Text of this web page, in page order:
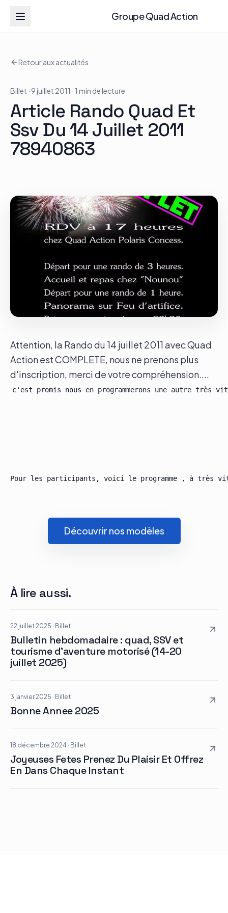
Groupe Quad Action
Groupe Quad Action
Accueil
RZR
ATV
RGR
Actualités
Contact
Retour aux actualités
Billet · 9 juillet 2011 · 1 min de lecture
Article Rando Quad Et
Ssv Du 14 Juillet 2011
78940863
Attention, la Rando du 14 juillet 2011 avec Quad
Action est COMPLETE, nous ne prenons plus
d'inscription, merci de votre compréhension....
c'est promis nous en programmerons une autre très
Découvrir nos modèles
À lire aussi.
22 juillet 2025 · Billet
Bulletin hebdomadaire : quad, SSV et
tourisme d’aventure motorisé (14-20
juillet 2025)
3 janvier 2025 · Billet
Bonne Annee 2025
18 décembre 2024 · Billet
Joyeuses Fetes Prenez Du Plaisir Et Offrez
En Dans Chaque Instant